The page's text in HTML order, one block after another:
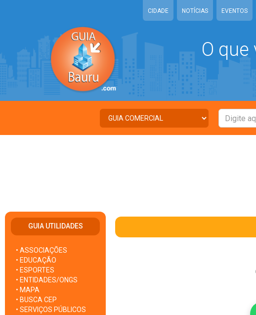
CIDADE NOTÍCIAS EVENTOS
O
GUIA UTILIDADES
• ASSOCIAÇÕES
• EDUCAÇÃO
• ESPORTES
• ENTIDADES/ONGS
• MAPA
• BUSCA CEP
• SERVIÇOS PÚBLICOS